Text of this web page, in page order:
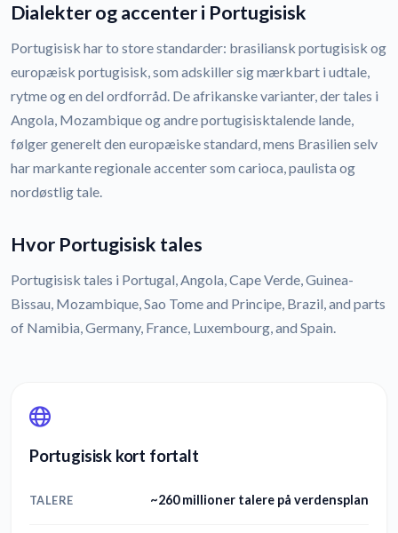
Dialekter og accenter i Portugisisk
Portugisisk har to store standarder: brasiliansk portugisisk og
europæisk portugisisk, som adskiller sig mærkbart i udtale,
rytme og en del ordforråd. De afrikanske varianter, der tales i
Angola, Mozambique og andre portugisisktalende lande,
følger generelt den europæiske standard, mens Brasilien selv
har markante regionale accenter som carioca, paulista og
nordøstlig tale.
Hvor Portugisisk tales
Portugisisk tales i Portugal, Angola, Cape Verde, Guinea-
Bissau, Mozambique, Sao Tome and Principe, Brazil, and parts
of Namibia, Germany, France, Luxembourg, and Spain.
Portugisisk kort fortalt
TALERE ~260 millioner talere på verdensplan